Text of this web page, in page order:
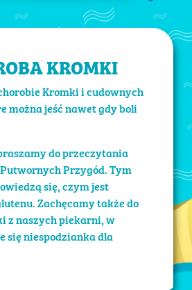
KROMKI
Kromki i cudownych
można jeść nawet gdy boli
do przeczytania
Przygód. Tym
się, czym jest
Zachęcamy także do
z naszych piekarni, w
się niespodzianka dla